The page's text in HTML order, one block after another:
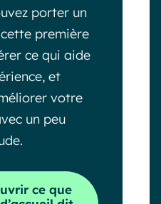
porter un
première
ce qui aide
et
votre
un peu
ce que